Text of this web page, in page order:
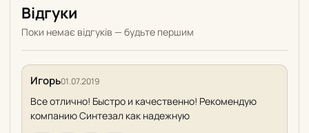
Відгуки
Поки немає відгуків — будьте першим
Игорь01.07.2019
Все отлично! Быстро и качественно! Рекомендую
компанию Синтезал как надежную